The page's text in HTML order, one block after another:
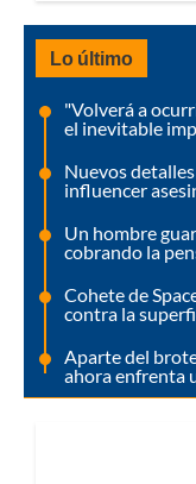
Lo último
"Volverá a
el inevitable
Nuevos
influencer
Un hombre
cobrando la
Cohete de
contra la
Aparte del
ahora enfrenta